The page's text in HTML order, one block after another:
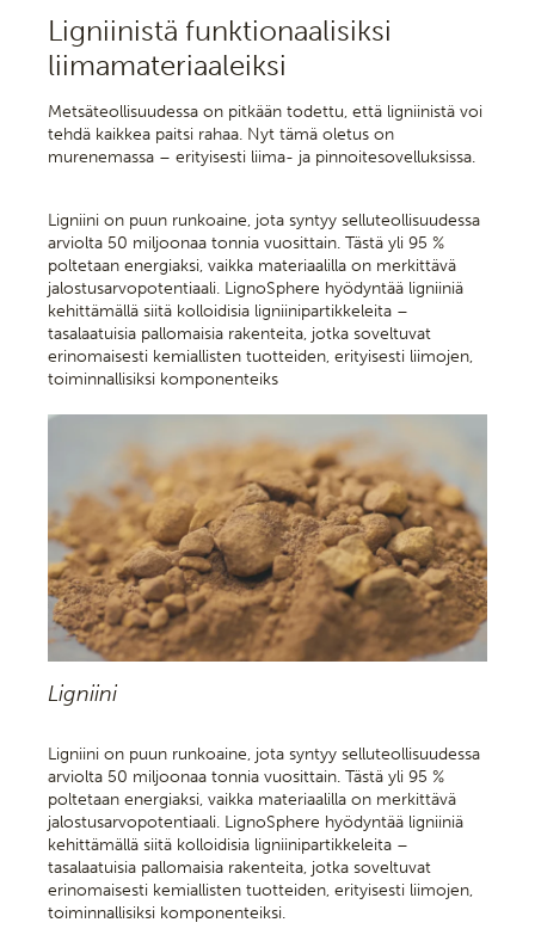
Ligniinistä funktionaalisiksi
liimamateriaaleiksi
Metsäteollisuudessa on pitkään todettu, että ligniinistä voi
tehdä kaikkea paitsi rahaa. Nyt tämä oletus on
murenemassa – erityisesti liima- ja pinnoitesovelluksissa.
Ligniini on puun runkoaine, jota syntyy selluteollisuudessa
arviolta 50 miljoonaa tonnia vuosittain. Tästä yli 95 %
poltetaan energiaksi, vaikka materiaalilla on merkittävä
jalostusarvopotentiaali. LignoSphere hyödyntää ligniiniä
kehittämällä siitä kolloidisia ligniinipartikkeleita –
tasalaatuisia pallomaisia rakenteita, jotka soveltuvat
erinomaisesti kemiallisten tuotteiden, erityisesti liimojen,
toiminnallisiksi komponenteiks
Ligniini
Ligniini on puun runkoaine, jota syntyy selluteollisuudessa
arviolta 50 miljoonaa tonnia vuosittain. Tästä yli 95 %
poltetaan energiaksi, vaikka materiaalilla on merkittävä
jalostusarvopotentiaali. LignoSphere hyödyntää ligniiniä
kehittämällä siitä kolloidisia ligniinipartikkeleita –
tasalaatuisia pallomaisia rakenteita, jotka soveltuvat
erinomaisesti kemiallisten tuotteiden, erityisesti liimojen,
toiminnallisiksi komponenteiksi.